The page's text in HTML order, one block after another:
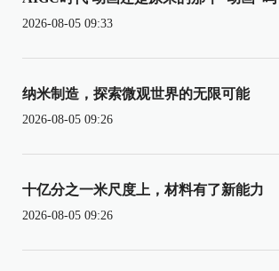
2026-08-05 09:33
纳米制造，探索微观世界的无限可能
2026-08-05 09:26
十亿分之一米尺度上，材料有了新能力
2026-08-05 09:26